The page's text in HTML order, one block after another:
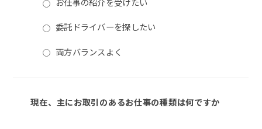
委託ドライバーを探したい
両方バランスよく
現在、主にお取引のあるお仕事の種類は何ですか